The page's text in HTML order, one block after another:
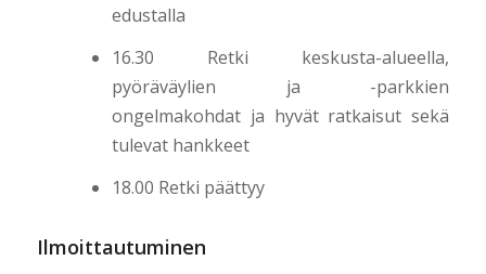
edustalla
16.30 Retki keskusta-alueella,
pyöräväylien ja -parkkien
ongelmakohdat ja hyvät ratkaisut sekä
tulevat hankkeet
18.00 Retki päättyy
Ilmoittautuminen